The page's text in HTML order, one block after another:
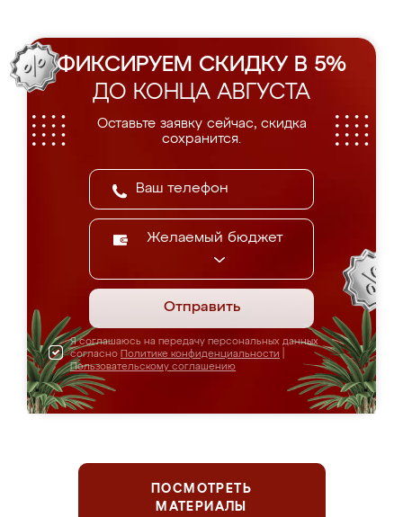
ФИКСИРУЕМ СКИДКУ В 5%
ДО КОНЦА АВГУСТА
Оставьте заявку сейчас, скидка
сохранится.
Желаемый бюджет
Отправить
Я соглашаюсь на передачу персональных данных
согласно Политике конфиденциальности
Пользовательскому соглашению
ПОСМОТРЕТЬ
МАТЕРИАЛЫ